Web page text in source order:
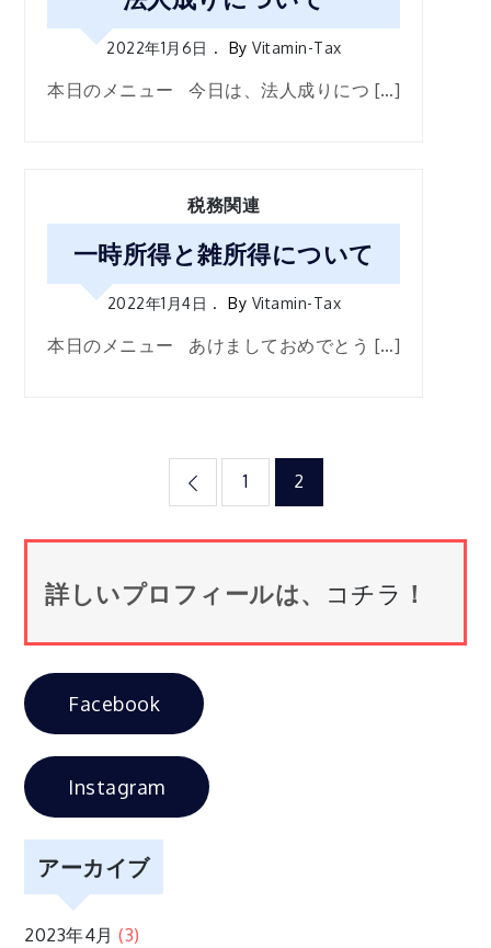
2022年1月6日 ByVitamin-Tax
本日のメニュー 今日は、法人成りにつ […]
税務関連
一時所得と雑所得について
2022年1月4日 By Vitamin-Tax
本日のメニュー あけましておめでとう […]
稿
の
ペ
ー
ジ
送
り
1 2
詳しいプロフィールは、 コチラ ！
Facebook
Instagram
アーカイブ
2023年4月 (3)